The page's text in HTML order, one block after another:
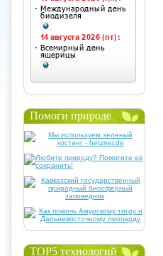
Помоги природе
TOP5 технологий